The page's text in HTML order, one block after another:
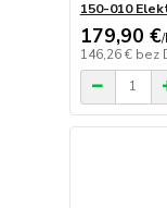
150-010
179,90 €/
146,26 € bez